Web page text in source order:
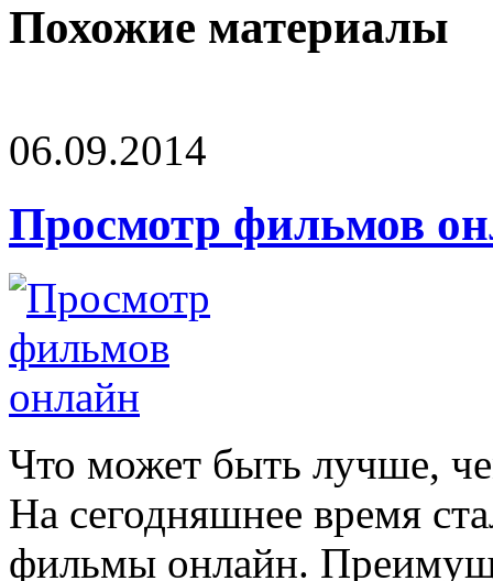
Похожие материалы
06.09.2014
Просмотр фильмов
Что может быть лучше,
На сегодняшнее время
фильмы онлайн.